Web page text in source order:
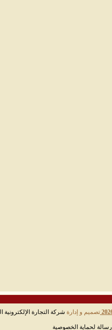
تصميم و إدارة شركة التجارة الإلكترونية
رسالة لحماية الخصوصية